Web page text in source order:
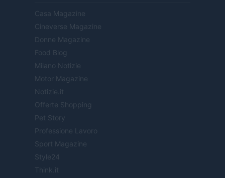
Casa Magazine
Cineverse Magazine
Donne Magazine
Food Blog
Milano Notizie
Motor Magazine
Notizie.it
Offerte Shopping
Pet Story
Professione Lavoro
Sport Magazine
Style24
Think.it